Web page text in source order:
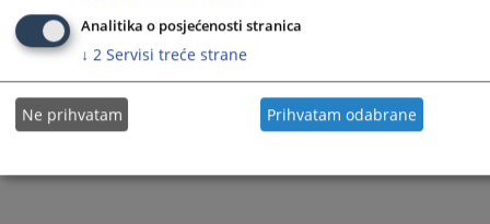
Analitika o posjećenosti stranica
↓ 2 Servisi treće strane
Ne prihvatam Prihvatam odabrane